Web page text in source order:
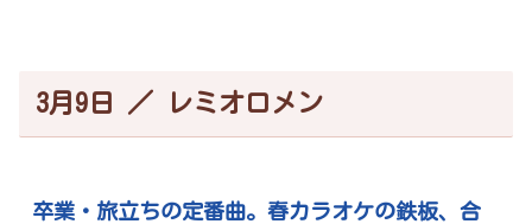
3月9日 ／ レミオロメン
卒業・旅立ちの定番曲。春カラオケの鉄板、合